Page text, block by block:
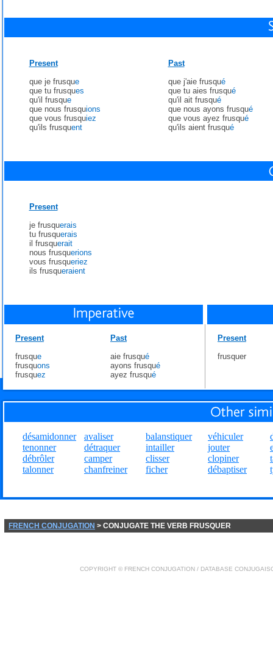
Present
que je frusque
que tu frusques
qu'il frusque
que nous frusquions
que vous frusquiez
qu'ils frusquent
Past
que j'aie frusqué
que tu aies frusqué
qu'il ait frusqué
que nous ayons frusqué
que vous ayez frusqué
qu'ils aient frusqué
Present
je frusquerais
tu frusquerais
il frusquerait
nous frusquerions
vous frusqueriez
ils frusqueraient
Present
frusque
frusquons
frusquez
Past
aie frusqué
ayons frusqué
ayez frusqué
Present
frusquer
désamidonner
tenonner
débrôler
talonner
avaliser
détraquer
camper
chanfreiner
balanstiquer
intailler
clisser
ficher
véhiculer
jouter
clopiner
débaptiser
FRENCH CONJUGATION > CONJUGATE THE VERB FRUSQUER
COPYRIGHT © FRENCH CONJUGATION / DATABASE